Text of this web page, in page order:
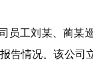
员工刘某、蔺某
告情况。该公